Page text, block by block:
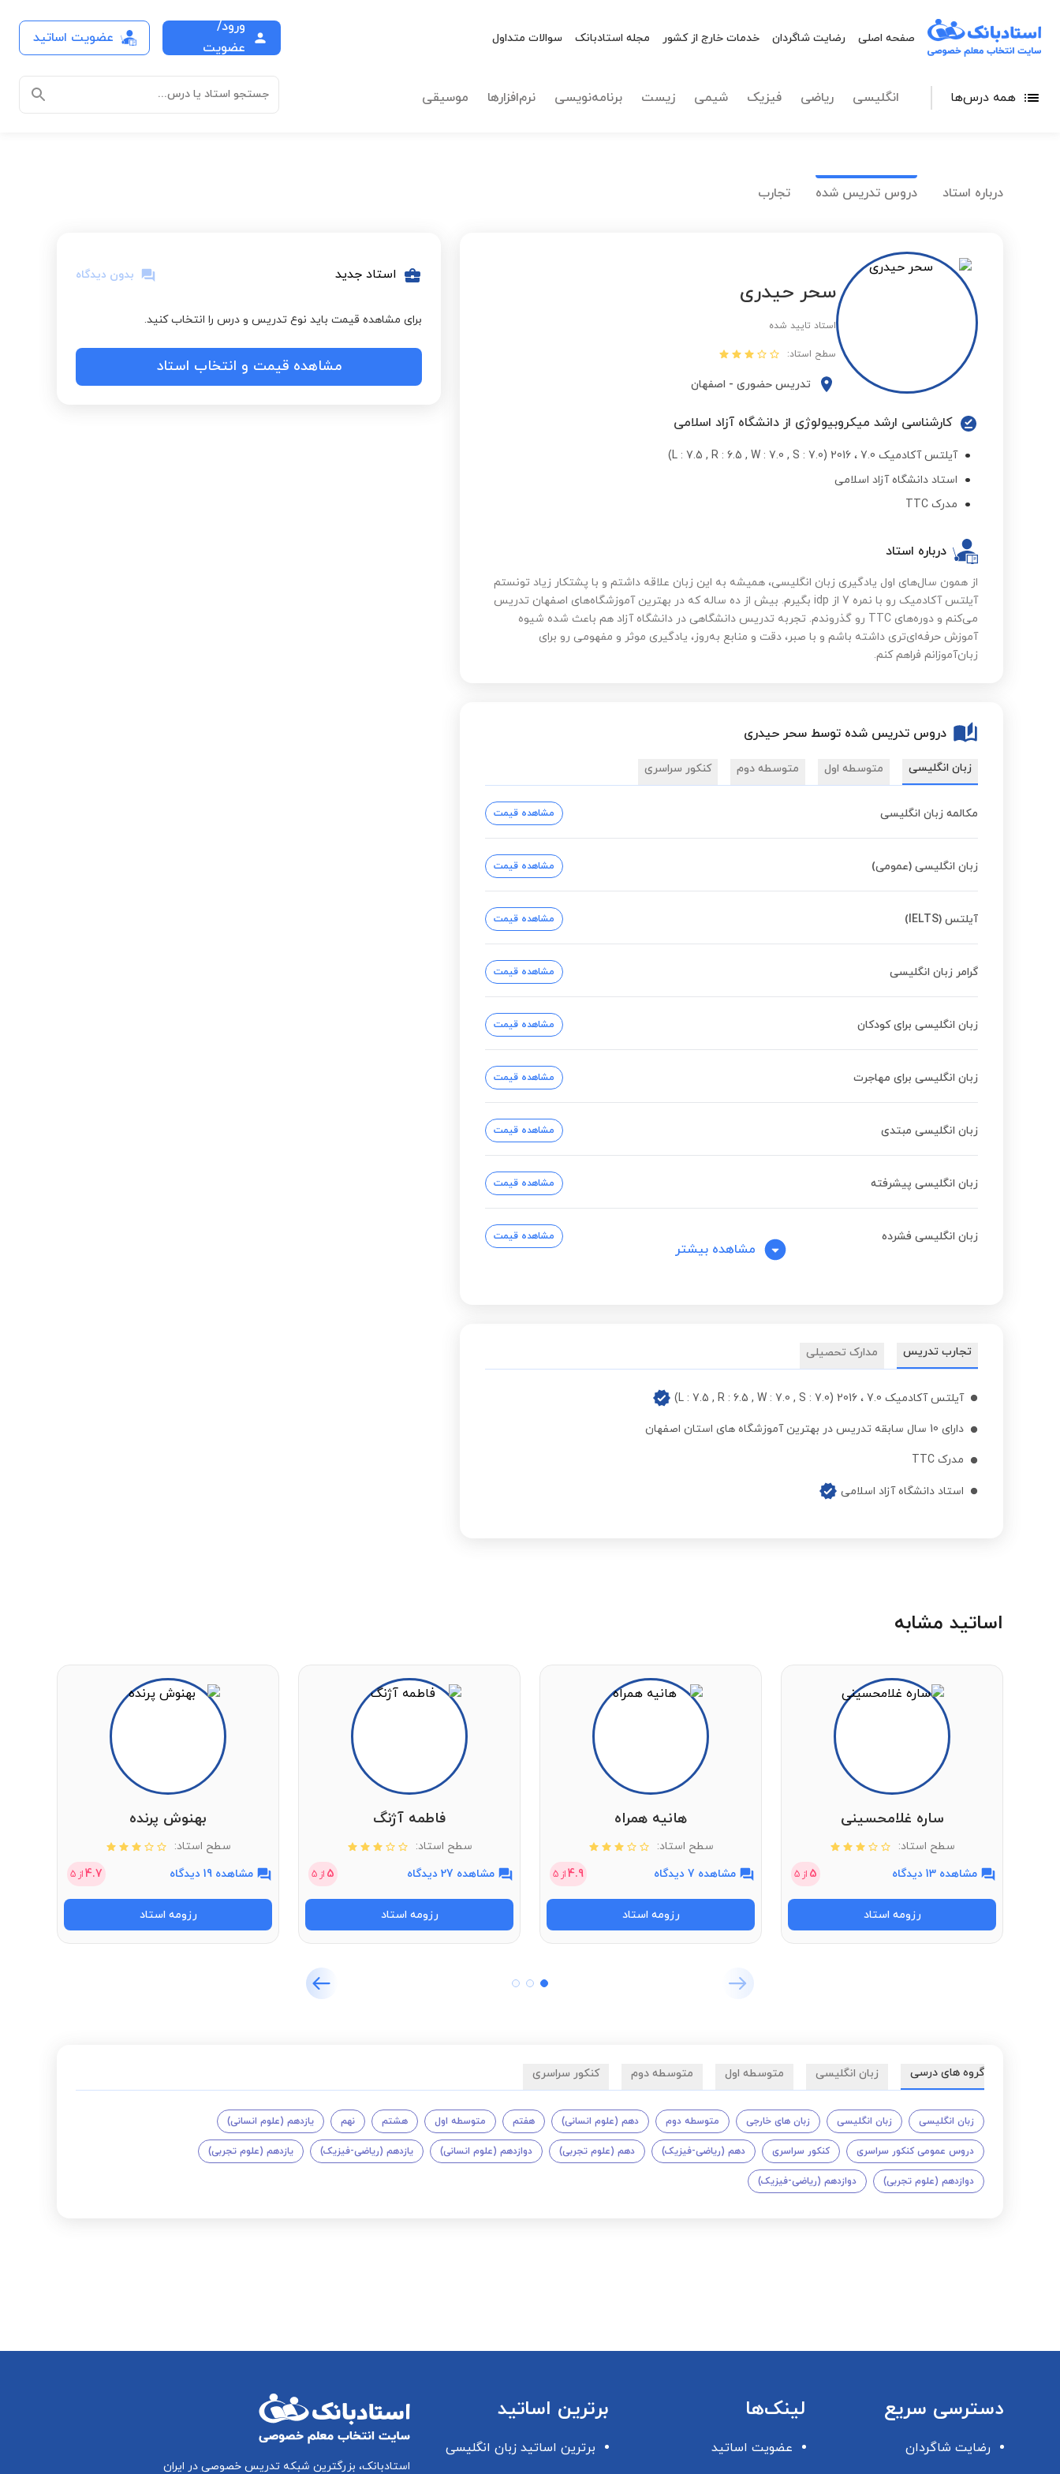
صفحه اصلی رضایت شاگردان خدمات خارج از کشور مجله استادبانک سوالات متداول
ورود/
عضویت
عضویت اساتید
همه درس‌ها انگلیسی ریاضی فیزیک شیمی زیست برنامه‌نویسی نرم‌افزارها موسیقی جستجو استاد یا درس...
درباره استاد دروس تدریس شده تجارب
سحر حیدری
استاد تایید شده
سطح استاد:
تدریس حضوری - اصفهان
کارشناسی ارشد میکروبیولوژی از دانشگاه آزاد اسلامی
آیلتس آکادمیک 7.0 ، 2016 (L : 7.5 , R : 6.5 , W : 7.0 , S : 7.0)
استاد دانشگاه آزاد اسلامی
مدرک TTC
درباره استاد
از همون سال‌های اول یادگیری زبان انگلیسی، همیشه به این زبان علاقه داشتم و با پشتکار زیاد تونستم
آیلتس آکادمیک رو با نمره 7 از idp بگیرم. بیش از ده ساله که در بهترین آموزشگاه‌های اصفهان تدریس
می‌کنم و دوره‌های TTC رو گذروندم. تجربه تدریس دانشگاهی در دانشگاه آزاد هم باعث شده شیوه
آموزش حرفه‌ای‌تری داشته باشم و با صبر، دقت و منابع به‌روز، یادگیری موثر و مفهومی رو برای
زبان‌آموزانم فراهم کنم.
دروس تدریس شده توسط سحر حیدری
زبان انگلیسی متوسطه اول متوسطه دوم کنکور سراسری
مکالمه زبان انگلیسی مشاهده قیمت
زبان انگلیسی (عمومی) مشاهده قیمت
آیلتس (IELTS) مشاهده قیمت
گرامر زبان انگلیسی مشاهده قیمت
زبان انگلیسی برای کودکان مشاهده قیمت
زبان انگلیسی برای مهاجرت مشاهده قیمت
زبان انگلیسی مبتدی مشاهده قیمت
زبان انگلیسی پیشرفته مشاهده قیمت
زبان انگلیسی فشرده مشاهده قیمت
مشاهده بیشتر
تجارب تدریس مدارک تحصیلی
آیلتس آکادمیک 7.0 ، 2016 (L : 7.5 , R : 6.5 , W : 7.0 , S : 7.0)
دارای 10 سال سابقه تدریس در بهترین آموزشگاه های استان اصفهان
مدرک TTC
استاد دانشگاه آزاد اسلامی
استاد جدید بدون دیدگاه
برای مشاهده قیمت باید نوع تدریس و درس را انتخاب کنید.
مشاهده قیمت و انتخاب استاد
اساتید مشابه
ساره غلامحسینی
سطح استاد:
مشاهده 13 دیدگاه
5 از 5
رزومه استاد
هانیه همراه
سطح استاد:
مشاهده 7 دیدگاه
4.9از 5
رزومه استاد
فاطمه آژنگ
سطح استاد:
مشاهده 27 دیدگاه
5 از 5
رزومه استاد
بهنوش پرنده
سطح استاد:
مشاهده 19 دیدگاه
4.7از 5
رزومه استاد
گروه های درسی زبان انگلیسی متوسطه اول متوسطه دوم کنکور سراسری
زبان انگلیسی زبان انگلیسی زبان های خارجی متوسطه دوم دهم (علوم انسانی) هفتم متوسطه اول هشتم نهم یازدهم (علوم انسانی)
دروس عمومی کنکور سراسری کنکور سراسری دهم (ریاضی-فیزیک) دهم (علوم تجربی) دوازدهم (علوم انسانی) یازدهم (ریاضی-فیزیک) یازدهم (علوم تجربی)
دوازدهم (علوم تجربی) دوازدهم (ریاضی-فیزیک)
دسترسی سریع
رضایت شاگردان
لینک‌ها
عضویت اساتید
برترین اساتید
برترین اساتید زبان انگلیسی
استادبانک، بزرگترین شبکه تدریس خصوصی در ایران